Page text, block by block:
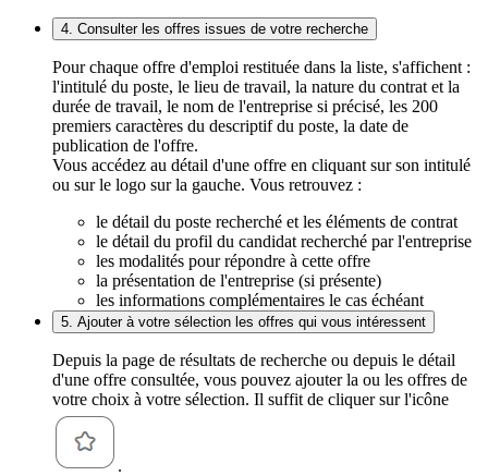
4. Consulter les offres issues de votre recherche
Pour chaque offre d'emploi restituée dans la liste, s'affichent :
l'intitulé du poste, le lieu de travail, la nature du contrat et la
durée de travail, le nom de l'entreprise si précisé, les 200
premiers caractères du descriptif du poste, la date de
publication de l'offre.
Vous accédez au détail d'une offre en cliquant sur son intitulé
ou sur le logo sur la gauche. Vous retrouvez :
le détail du poste recherché et les éléments de contrat
le détail du profil du candidat recherché par l'entreprise
les modalités pour répondre à cette offre
la présentation de l'entreprise (si présente)
les informations complémentaires le cas échéant
5. Ajouter à votre sélection les offres qui vous intéressent
Depuis la page de résultats de recherche ou depuis le détail
d'une offre consultée, vous pouvez ajouter la ou les offres de
votre choix à votre sélection. Il suffit de cliquer sur l'icône
.